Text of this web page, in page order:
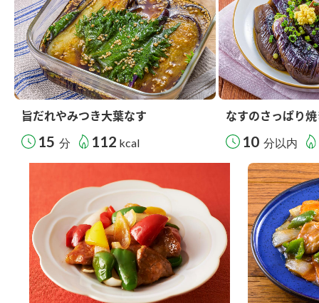
旨だれやみつき大葉なす
15 分 112 kcal
なすのさっぱり
10 分以内